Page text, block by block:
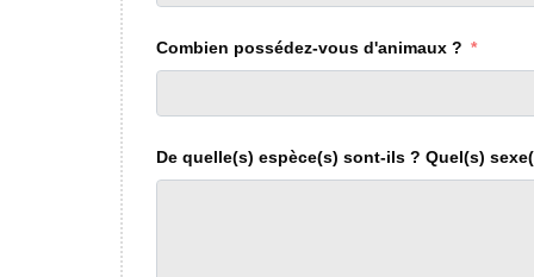
Combien possédez-vous d'animaux ?
De quelle(s) espèce(s) sont-ils ? Quel(s)